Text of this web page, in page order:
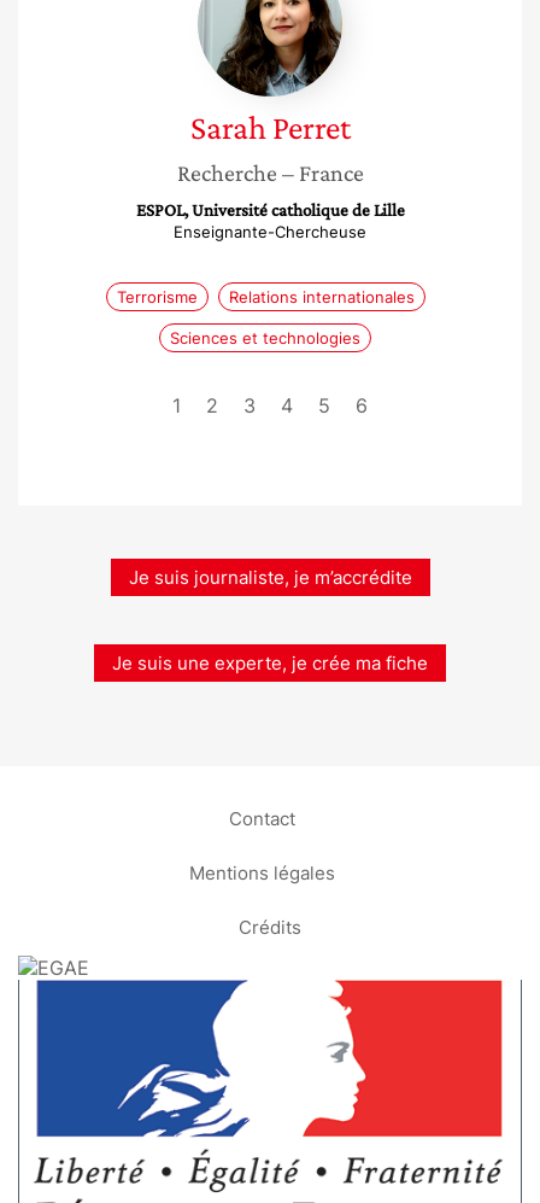
Sarah Perret
Recherche – France
ESPOL, Université catholique de Lille
Enseignante-Chercheuse
Terrorisme Relations internationales
Sciences et technologies
1 2 3 4 5 6
Je suis journaliste, je m’accrédite
Je suis une experte, je crée ma fiche
Contact
Mentions légales
Crédits